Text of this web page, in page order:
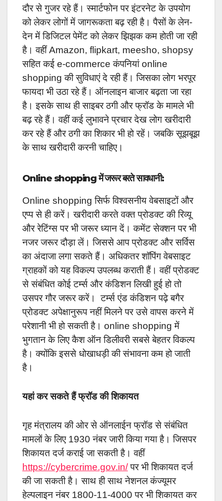
दौर से गुजर रहे हैं। स्मार्टफोन पर इंटरनेट के उपयोग
को लेकर लोगों में जागरूकता बढ़ रही है। पैसों के लेन-
देन में डिजिटल पेमेंट को लेकर झिझक कम होती जा रही
है। वहीं Amazon, flipkart, meesho, shopsy
सहित कई e-commerce कंपनियां online
shopping की सुविधाएं दे रही हैं। जिसका लोग भरपूर
फायदा भी उठा रहे हैं। ऑनलाइन बाजार बढ़ता जा रहा
है। इसके साथ ही साइबर ठगी और फ्रॉड के मामले भी
बढ़ रहे हैं। वहीं कई लुभावने प्रचार देख लोग खरीदारी
कर रहे हैं औरठगी का शिकार भी हो रहें। जबकि सूझबूझ
के साथ खरीदारी करनी चाहिए।
Online shopping में जरूर बरते सावधानी:
Online shopping सिर्फ विश्वसनीय वेबसाइटों और
एप्प से ही करें। खरीदारी करते वक्त प्रोडक्ट की रिव्यू
और रेटिंग्स पर भी जरूर ध्यान दें। कमेंट सेक्शन पर भी
नजर जरूर दौड़ा लें। जिससे आप प्रोडक्ट और सर्विस
का अंदाजा लगा सकते हैं। अधिकतर शॉपिंग वेबसाइट
ग्राहकों को यह विकल्प उपलब्ध कराती हैं। वहीं प्रोडक्ट
से संबंधित कोई टर्म्स और कंडिशन लिखी हुई हो तो
उसपर गौर जरूर करें। टर्म्स एंड कंडिशन पढ़े बगैर
प्रोडक्ट अपेक्षानुरूप नहीं मिलने पर उसे वापस करने में
परेशानी भी हो सकती है। online shopping में
भुगतान के लिए कैश ऑन डिलीवरी सबसे बेहतर विकल्प
है। क्योंकि इससे धोखाधड़ी की संभावना कम हो जाती
है।
यहां कर सकते हैं फ्रॉड की शिकायत
गृह मंत्रालय की ओर से ऑनलाईन फ्रॉड से संबंधित
मामलों के लिए 1930 नंबर जारी किया गया है। जिसपर
शिकायत दर्ज कराई जा सकती है। वहीं
https://cybercrime.gov.in/पर भी शिकायत दर्ज
की जा सकती है। साथ ही साथ नेशनल कंज्यूमर
हेल्पलाइन नंबर 1800-11-4000पर भी शिकायत कर